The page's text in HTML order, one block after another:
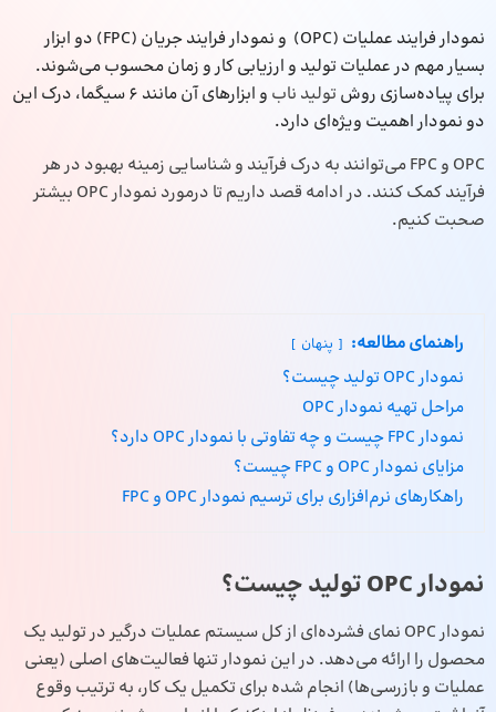
نمودار فرایند عملیات (OPC) و نمودار فرایند جریان (FPC) دو ابزار
بسیار مهم در عملیات تولید و ارزیابی کار و زمان محسوب می‌شوند.
برای پیاده‌سازی روش تولید ناب
و ابزارهای آن مانند 6 سیگما، درک این
دو نمودار اهمیت ویژه‌ای دارد.
OPC و FPC می‌توانند به درک فرآیند و شناسایی زمینه بهبود در هر
فرآیند کمک کنند. در ادامه قصد داریم تا درمورد نمودار OPC بیشتر
صحبت کنیم.
راهنمای مطالعه: پنهان
نمودار OPC تولید چیست؟
مراحل تهیه نمودار OPC
نمودار FPC چیست و چه تفاوتی با نمودار OPC دارد؟
مزایای نمودار OPC و FPC چیست؟
راهکارهای نرم‌افزاری برای ترسیم نمودار OPC و FPC
نمودار OPC تولید چیست؟
نمودار OPC نمای فشرده‌ای از کل سیستم عملیات درگیر در تولید یک
محصول را ارائه می‌دهد. در این نمودار تنها فعالیت‌های اصلی (یعنی
عملیات و بازرسی‌ها) انجام شده برای تکمیل یک کار، به ترتیب وقوع